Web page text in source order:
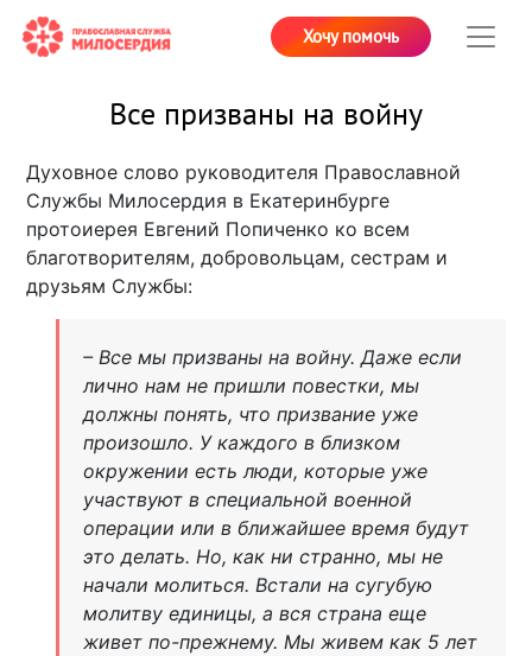
Хочу помочь
Все призваны на войну
Духовное слово руководителя Православной
Службы Милосердия в Екатеринбурге
протоиерея Евгений Попиченко ко всем
благотворителям, добровольцам, сестрам и
друзьям Службы:
– Все мы призваны на войну. Даже если
лично нам не пришли повестки, мы
должны понять, что призвание уже
произошло. У каждого в близком
окружении есть люди, которые уже
участвуют в специальной военной
операции или в ближайшее время будут
это делать. Но, как ни странно, мы не
начали молиться. Встали на сугубую
молитву единицы, а вся страна еще
живет по-прежнему. Мы живем как 5 лет